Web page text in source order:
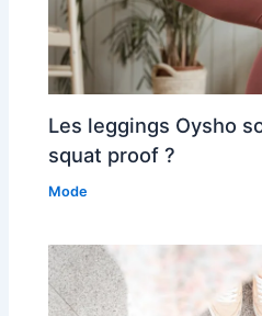
Les leggings Oysho
squat proof ?
Mode